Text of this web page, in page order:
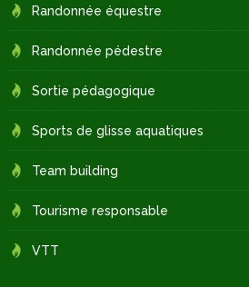
Randonnée équestre
Randonnée pédestre
Sortie pédagogique
Sports de glisse aquatiques
Team building
Tourisme responsable
VTT